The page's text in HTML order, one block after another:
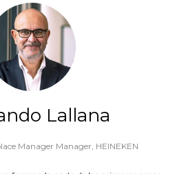
Lallana
Manager Manager, HEINEKEN